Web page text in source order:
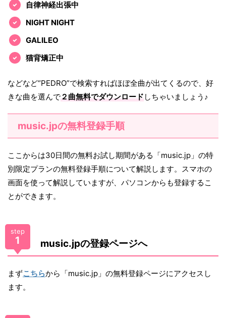
自律神経出張中
NIGHT NIGHT
GALILEO
猫背矯正中
などなど“PEDRO”で検索すればほぼ全曲が出てくるので、好
きな曲を選んで２曲無料でダウンロードしちゃいましょう♪
music.jpの無料登録手順
ここからは30日間の無料お試し期間がある「music.jp」の特
別限定プランの無料登録手順について解説します。スマホの
画面を使って解説していますが、パソコンからも登録するこ
とができます。
step
1 music.jpの登録ページへ
まずこちらから「music.jp」の無料登録ページにアクセスし
ます。